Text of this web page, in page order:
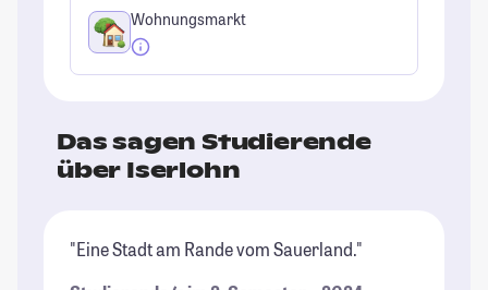
Wohnungsmarkt
Das sagen Studierende
über Iserlohn
"Eine Stadt am Rande vom Sauerland."